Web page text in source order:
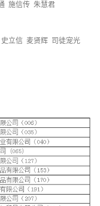
施信传 朱慧君
立信 麦贤辉 司徒宠光